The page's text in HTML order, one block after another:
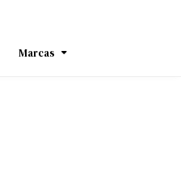
Marcas